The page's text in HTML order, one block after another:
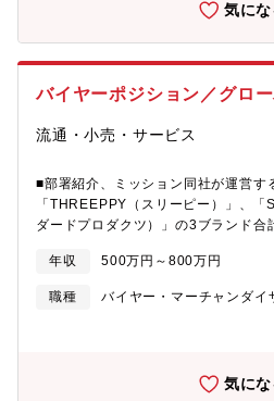
し、シーズナルVMD展開におけるプ
ホルダーとの調整を行い、導入ツー
開後に、KPI達成度やブランドエクイ
関連施策における予算計画・進捗・
う・VMDに関わる発注、支払、スケ
オペレーション業務を担い、社内プ
な業務推進を行う
気にな
バイヤーポジション／グロ
流通・小売・サービス
■部署紹介、ミッション同社が運営す
「THREEPPY（スリーピー）」、
ダードプロダクツ）」の3ブランド
ありながらも高品質を担保する同社
要性は今後益々高まります。■職務内
企画・仕入）の業務をお任せ致しま
開している『DAISO（ダイソー）』
報の調査、PB商品の企画・開発、メ
年収 500万円～800万円
職種
バイヤー・マーチャンダイ
気にな